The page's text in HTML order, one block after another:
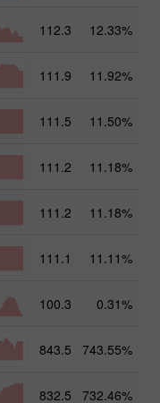
112.3 12.33%
111.9 11.92%
111.5 11.50%
111.2 11.18%
111.2 11.18%
111.1 11.11%
100.3 0.31%
843.5 743.55%
832.5 732.46%